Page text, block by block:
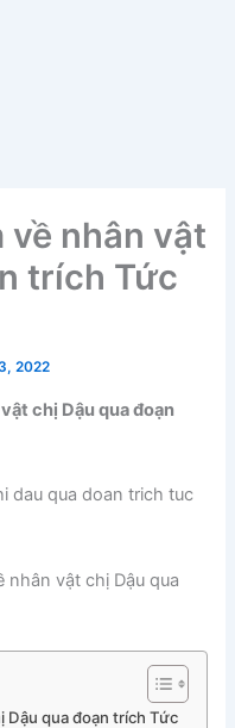
về nhân vật
trích Tức
2022
chị Dậu qua đoạn
nhân vật chị Dậu qua
Dậu qua đoạn trích Tức